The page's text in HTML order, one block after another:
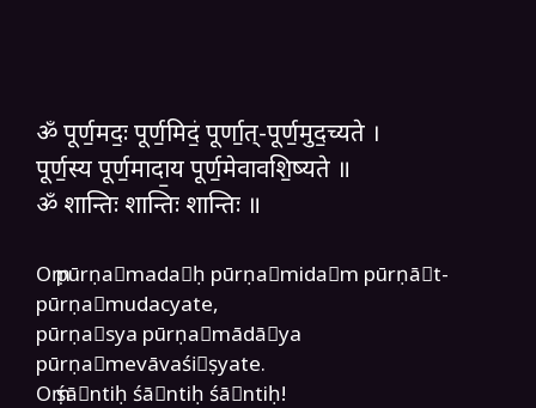
ॐ पूर्ण॒मदः॒ पूर्ण॒मिदं॒ पूर्णा॒त्-पूर्ण॒मुद॒च्यते ।
पूर्ण॒स्य पूर्ण॒मादा॒य पूर्ण॒मेवावशि॒ष्यते ॥
ॐ शान्तिः शान्तिः शान्तिः ॥
Oṃ pūrṇa॒mada॒ḥ pūrṇa॒mida॒m pūrṇā॒t-
pūrṇa॒mudacyate,
pūrṇa॒sya pūrṇa॒mādā॒ya
pūrṇa॒mevāvaśi॒ṣyate.
Oṃ śā॒ntiḥ śā॒ntiḥ śā॒ntiḥ!